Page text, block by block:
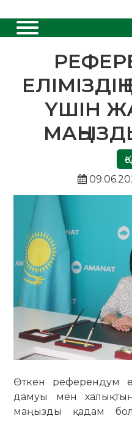
ҮШІН
Өткен референдум
дамуы мен халықтың
маңызды қадам